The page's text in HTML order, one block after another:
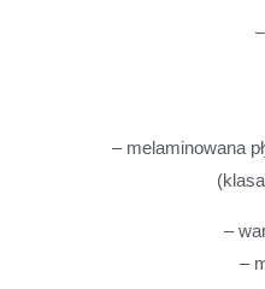
– melaminowana
–
–